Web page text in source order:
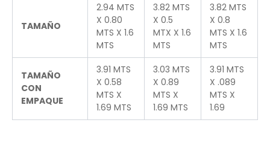
TAMAÑO
2.94 MTS
X 0.80
MTS X 1.6
MTS
3.82 MTS
X 0.5
MTX X 1.6
MTS
3.82 MTS
X 0.8
MTS X 1.6
MTS
TAMAÑO
CON
EMPAQUE
3.91 MTS
X 0.58
MTS X
1.69 MTS
3.03 MTS
X 0.89
MTS X
1.69 MTS
3.91 MTS
X .089
MTS X
1.69